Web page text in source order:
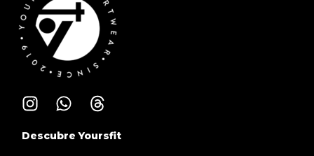
Descubre Yoursfit